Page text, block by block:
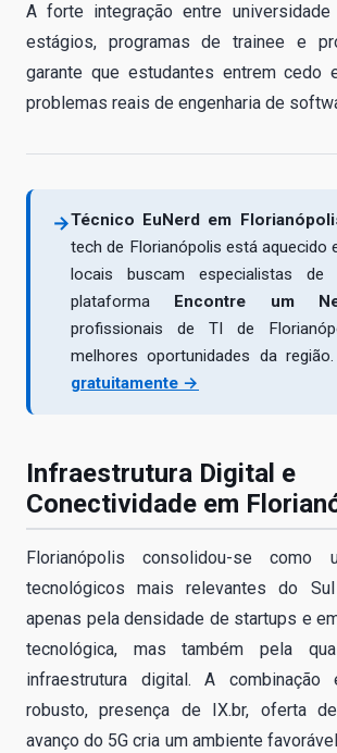
A forte integração entre
estágios, programas de trainee e
garante que estudantes entrem cedo
problemas reais de engenharia de
→Técnico EuNerd em
tech de Florianópolis está aquecido
locais buscam especialistas
plataforma Encontre um
profissionais de TI de
melhores oportunidades da região.
gratuitamente →
Infraestrutura Digital e
Conectividade em
Florianópolis consolidou-se
tecnológicos mais relevantes do
apenas pela densidade de startups e
tecnológica, mas também pela
infraestrutura digital. A combinação
robusto, presença de IX.br, oferta
avanço do 5G cria um ambiente